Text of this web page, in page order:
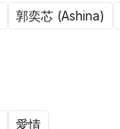
郭奕芯 (Ashina)
愛情